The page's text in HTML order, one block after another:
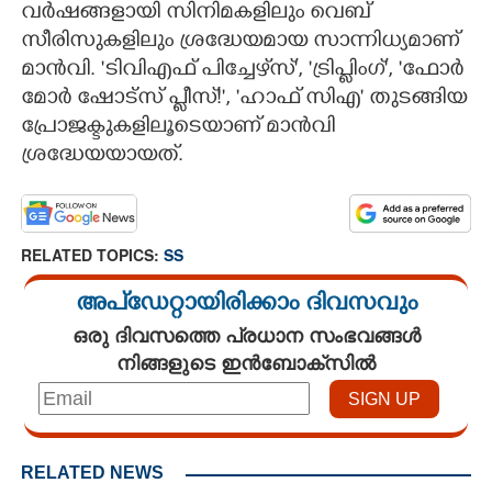
വർഷങ്ങളായി സിനിമകളിലും വെബ്
സീരിസുകളിലും ശ്രദ്ധേയമായ സാന്നിധ്യമാണ്
മാൻവി. 'ടിവിഎഫ് പിച്ചേഴ്‌സ്', 'ട്രിപ്ലിംഗ്', 'ഫോർ
മോർ ഷോട്സ് പ്ലീസ്!', 'ഹാഫ് സിഎ' തുടങ്ങിയ
പ്രോജക്ടുകളിലൂടെയാണ് മാൻവി
ശ്രദ്ധേയയായത്.
RELATED TOPICS: SS
അപ്ഡേറ്റായിരിക്കാം ദിവസവും
ഒരു ദിവസത്തെ പ്രധാന സംഭവങ്ങൾ
നിങ്ങളുടെ ഇൻബോക്സിൽ
RELATED NEWS